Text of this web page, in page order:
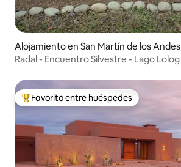
Alojamiento en San Martín de los Andes
Radal - Encuentro Silvestre - Lago Lolog
Favorito entre huéspedes preferido
Favorito entre huéspedes